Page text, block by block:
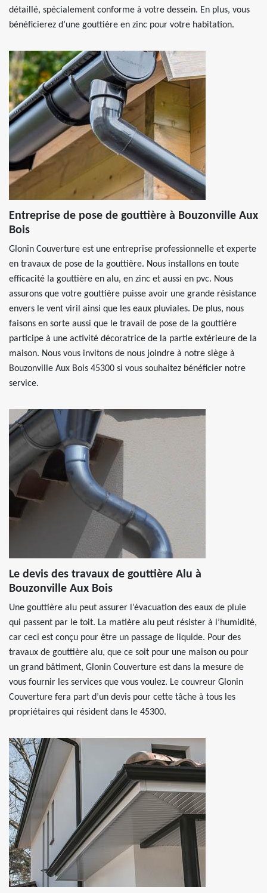
détaillé, spécialement conforme à votre dessein. En plus, vous
bénéficierez d’une gouttière en zinc pour votre habitation.
Entreprise de pose de gouttière à Bouzonville Aux
Bois
Glonin Couverture est une entreprise professionnelle et experte
en travaux de pose de la gouttière. Nous installons en toute
efficacité la gouttière en alu, en zinc et aussi en pvc. Nous
assurons que votre gouttière puisse avoir une grande résistance
envers le vent viril ainsi que les eaux pluviales. De plus, nous
faisons en sorte aussi que le travail de pose de la gouttière
participe à une activité décoratrice de la partie extérieure de la
maison. Nous vous invitons de nous joindre à notre siège à
Bouzonville Aux Bois 45300 si vous souhaitez bénéficier notre
service.
Le devis des travaux de gouttière Alu à
Bouzonville Aux Bois
Une gouttière alu peut assurer l’évacuation des eaux de pluie
qui passent par le toit. La matière alu peut résister à l’humidité,
car ceci est conçu pour être un passage de liquide. Pour des
travaux de gouttière alu, que ce soit pour une maison ou pour
un grand bâtiment, Glonin Couverture est dans la mesure de
vous fournir les services que vous voulez. Le couvreur Glonin
Couverture fera part d’un devis pour cette tâche à tous les
propriétaires qui résident dans le 45300.